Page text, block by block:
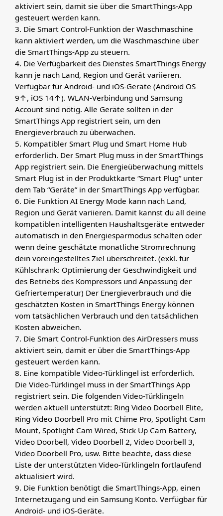
aktiviert sein, damit sie über die SmartThings-App
gesteuert werden kann.
3. Die Smart Control-Funktion der Waschmaschine
kann aktiviert werden, um die Waschmaschine über
die SmartThings-App zu steuern.
4. Die Verfügbarkeit des Dienstes SmartThings Energy
kann je nach Land, Region und Gerät variieren.
Verfügbar für Android- und iOS-Geräte (Android OS
9↑, iOS 14↑). WLAN-Verbindung und Samsung
Account sind nötig. Alle Geräte sollten in der
SmartThings App registriert sein, um den
Energieverbrauch zu überwachen.
5. Kompatibler Smart Plug und Smart Home Hub
erforderlich. Der Smart Plug muss in der SmartThings
App registriert sein. Die Energieüberwachung mittels
Smart Plug ist in der Produktkarte “Smart Plug” unter
dem Tab “Geräte” in der SmartThings App verfügbar.
6. Die Funktion AI Energy Mode kann nach Land,
Region und Gerät variieren. Damit kannst du all deine
kompatiblen intelligenten Haushaltsgeräte entweder
automatisch in den Energiesparmodus schalten oder
wenn deine geschätzte monatliche Stromrechnung
dein voreingestelltes Ziel überschreitet. (exkl. für
Kühlschrank: Optimierung der Geschwindigkeit und
des Betriebs des Kompressors und Anpassung der
Gefriertemperatur) Der Energieverbrauch und die
geschätzten Kosten in SmartThings Energy können
vom tatsächlichen Verbrauch und den tatsächlichen
Kosten abweichen.
7. Die Smart Control-Funktion des AirDressers muss
aktiviert sein, damit er über die SmartThings-App
gesteuert werden kann.
8. Eine kompatible Video-Türklingel ist erforderlich.
Die Video-Türklingel muss in der SmartThings App
registriert sein. Die folgenden Video-Türklingeln
werden aktuell unterstützt: Ring Video Doorbell Elite,
Ring Video Doorbell Pro mit Chime Pro, Spotlight Cam
Mount, Spotlight Cam Wired, Stick Up Cam Battery,
Video Doorbell, Video Doorbell 2, Video Doorbell 3,
Video Doorbell Pro, usw. Bitte beachte, dass diese
Liste der unterstützten Video-Türklingeln fortlaufend
aktualisiert wird.
9. Die Funktion benötigt die SmartThings-App, einen
Internetzugang und ein Samsung Konto. Verfügbar für
Android- und iOS-Geräte.